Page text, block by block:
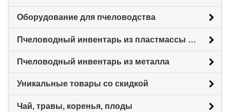
Оборудование для пчеловодства
Пчеловодный инвентарь из пластмассы для пасеки
Пчеловодный инвентарь из металла
Уникальные товары со скидкой
Чай, травы, коренья, плоды